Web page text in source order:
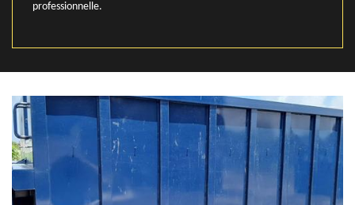
professionnelle.